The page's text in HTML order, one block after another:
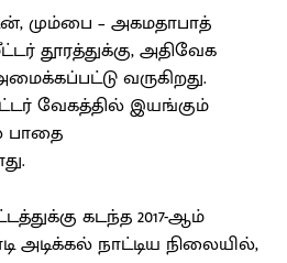
மும்பை – அகமதாபாத்
தூரத்துக்கு, அதிவேக
வருகிறது.
வேகத்தில் இயங்கும்
பாதை
கடந்த 2017-ஆம்
அடிக்கல் நாட்டிய நிலையில்,